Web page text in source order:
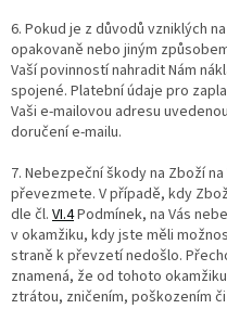
6. Pokud je z důvodů vzniklých
opakovaně nebo jiným
Vaší povinností nahradit Nám
spojené. Platební údaje pro
Vaši e-mailovou adresu
doručení e-mailu.
7. Nebezpeční škody na Zboží
převezmete. V případě, kdy
dle čl. VI.4Podmínek, na Vás
v okamžiku, kdy jste měli
straně k převzetí nedošlo.
znamená, že od tohoto
ztrátou, zničením, poškozením